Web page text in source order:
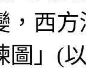
，西
圖」(